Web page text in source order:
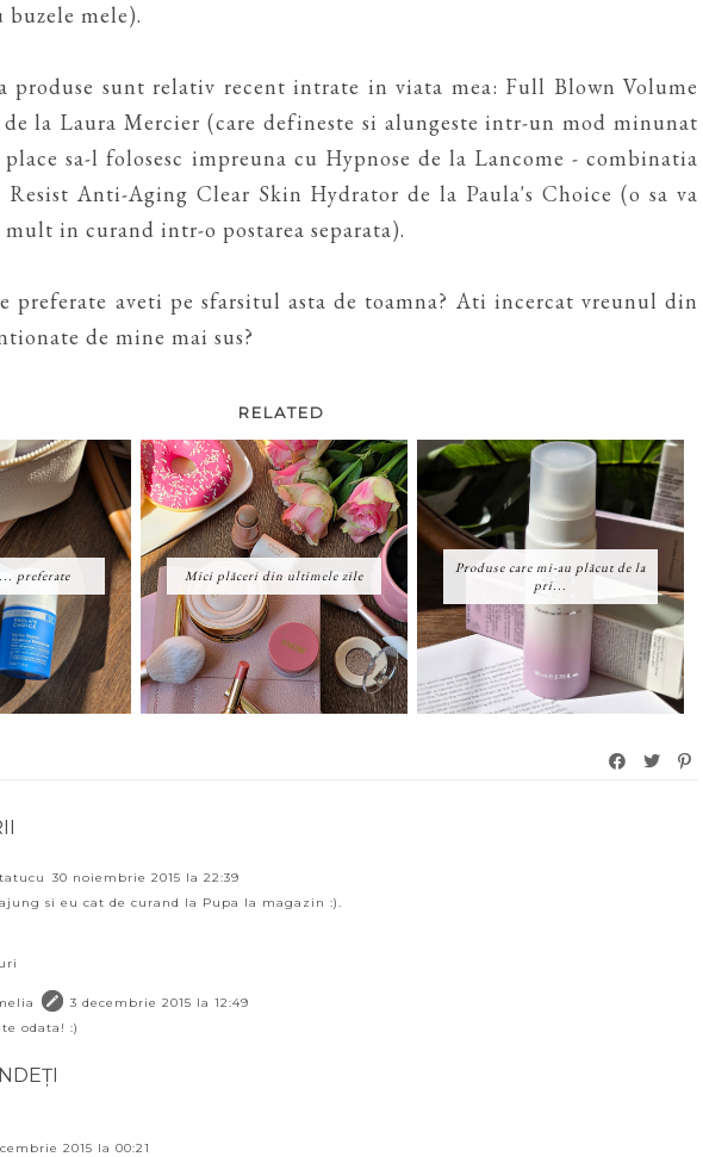
mele).
produse sunt relativ recent intrate in viata mea: Full Blown Volume
de la Laura Mercier (care defineste si alungeste intr-un mod minunat
sa-l folosesc impreuna cu Hypnose de la Lancome - combinatia
Resist Anti-Aging Clear Skin Hydrator de la Paula's Choice (o sa va
mult in curand intr-o postarea separata).
preferate aveti pe sfarsitul asta de toamna? Ati incercat vreunul din
de mine mai sus?
RELATED
preferate Mici plăceri din ultimele zile
Produse care mi-au plăcut de la
pri...
30 noiembrie 2015 la 22:39
si eu cat de curand la Pupa la magazin :).
3 decembrie 2015 la 12:49
odata! :)
2015 la 00:21